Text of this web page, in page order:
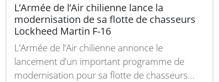
L’Armée de l’Air chilienne lance la
modernisation de sa flotte de chasseurs
Lockheed Martin F-16
L’Armée de l’Air chilienne annonce le
lancement d’un important programme de
modernisation pour sa flotte de chasseurs